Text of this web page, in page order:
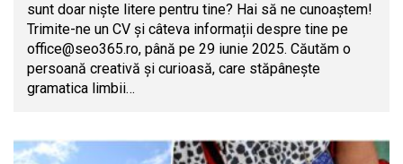
sunt doar niște litere pentru tine? Hai să ne cunoaștem!
Trimite-ne un CV și câteva informații despre tine pe
office@seo365.ro, până pe 29 iunie 2025. Căutăm o
persoană creativă și curioasă, care stăpânește
gramatica limbii…